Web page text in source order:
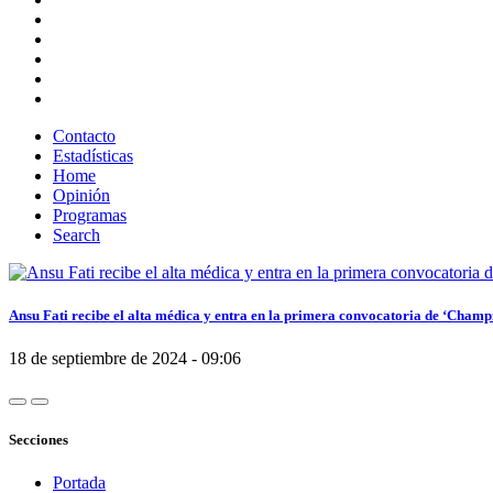
Contacto
Estadísticas
Home
Opinión
Programas
Search
Ansu Fati recibe el alta médica y entra en la primera convocatoria de
18 de septiembre de 2024 - 09:06
Secciones
Portada